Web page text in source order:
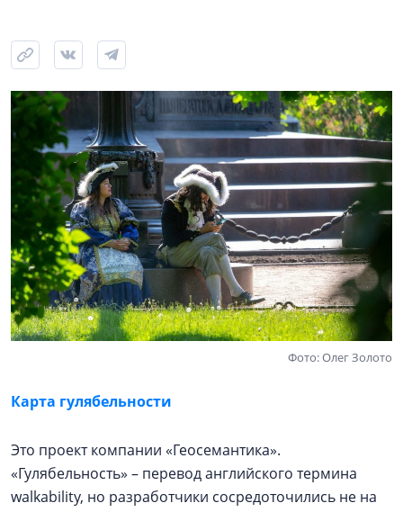
Фото: Олег Золото
Карта гулябельности
Это проект компании «Геосемантика».
«Гулябельность» – перевод английского термина
walkability, но разработчики сосредоточились не на